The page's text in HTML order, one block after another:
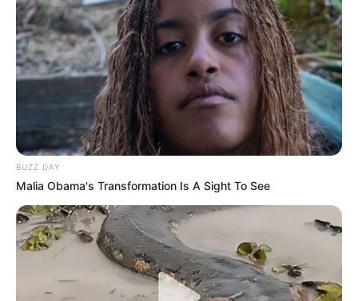
BUZZ DAY
Malia Obama's Transformation Is A Sight To See